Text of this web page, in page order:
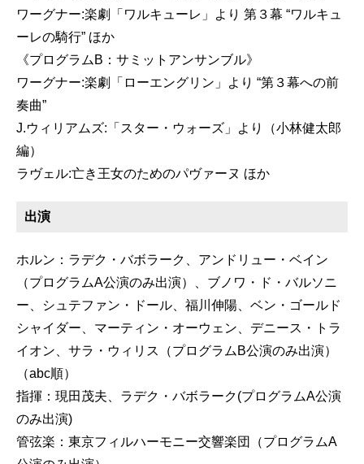
ワーグナー:楽劇「ワルキューレ」より 第３幕 “ワルキュ
ーレの騎行” ほか
《プログラムB：サミットアンサンブル》
ワーグナー:楽劇「ローエングリン」より “第３幕への前
奏曲”
J.ウィリアムズ:「スター・ウォーズ」より（小林健太郎
編）
ラヴェル:亡き王女のためのパヴァーヌ ほか
出演
ホルン：ラデク・バボラーク、アンドリュー・ベイン
（プログラムA公演のみ出演）、ブノワ・ド・バルソニ
ー、シュテファン・ドール、福川伸陽、ベン・ゴールド
シャイダー、マーティン・オーウェン、デニース・トラ
イオン、サラ・ウィリス（プログラムB公演のみ出演）
（abc順）
指揮：現田茂夫、ラデク・バボラーク(プログラムA公演
のみ出演)
管弦楽：東京フィルハーモニー交響楽団（プログラムA